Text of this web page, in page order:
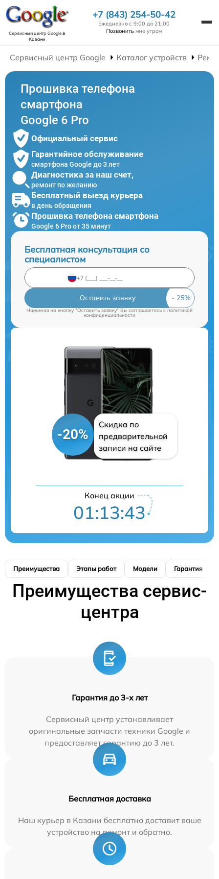
Сервисный центр Googleв
Казани
+7 (843) 254-50-42
Ежедневно с 9:00 до 21:00
Позвонить мне утром
Сервисный центр Google Каталог устройств
Прошивка телефона
смартфона
Google 6 Pro
Официальный сервис
Гарантийное обслуживание
смартфона Google до 3 лет
Диагностика за наш счет,
ремонт по желанию
Бесплатный выезд курьера
в день обращения
Прошивка телефона смартфона
Google 6 Pro от 35 минут
Бесплатная консультация со
специалистом
Оставить заявку
Нажимая на кнопку "Оставить заявку" Вы соглашаетесь c политикой
конфиденциальности
-20%
Скидка по
предварительной
записи на сайте
Конец акции
01:13:42
Преимущества Этапы работ Модели Гарантия
Преимущества сервис-
центра
Гарантия до 3-х лет
Сервисный центр устанавливает
оригинальные запчасти техники Google и
предоставляет гарантию до 3 лет.
Бесплатная доставка
Наш курьер в Казани бесплатно доставит ваше
устройство на ремонт и обратно.